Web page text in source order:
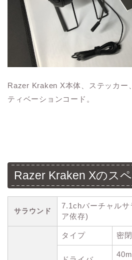
Razer Kraken X本体、ステッカー
ティベーションコード。
Razer Kraken Xのス
サラウンド
7.1chバーチャルサ
ア依存)
タイプ 密